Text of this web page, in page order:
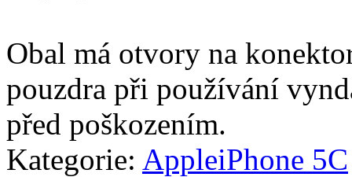
Obal má otvory na
pouzdra při používání
před poškozením.
Kategorie: AppleiPhone 5C